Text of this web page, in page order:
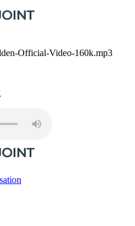
Official-Video-160k.mp3